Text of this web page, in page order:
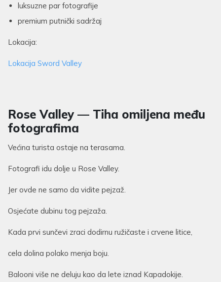
luksuzne par fotografije
premium putnički sadržaj
Lokacija:
Lokacija Sword Valley
Rose Valley — Tiha omiljena među
fotografima
Većina turista ostaje na terasama.
Fotografi idu dolje u Rose Valley.
Jer ovde ne samo da vidite pejzaž.
Osjećate dubinu tog pejzaža.
Kada prvi sunčevi zraci dodirnu ružičaste i crvene litice,
cela dolina polako menja boju.
Balooni više ne deluju kao da lete iznad Kapadokije.